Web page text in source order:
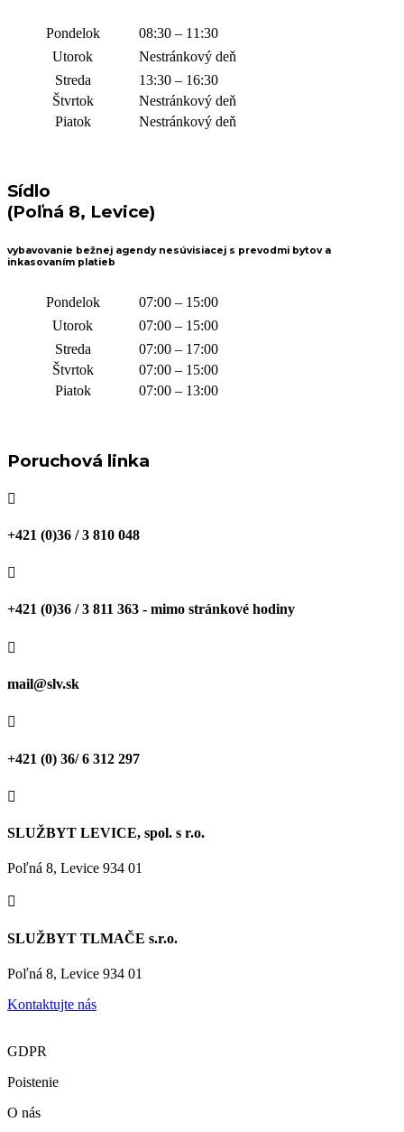
Pondelok
08:30 – 11:30
Utorok
Nestránkový deň
Streda
13:30 – 16:30
Štvrtok
Nestránkový deň
Piatok
Nestránkový deň
Sídlo
(Poľná 8, Levice)
vybavovanie bežnej agendy nesúvisiacej s prevodmi bytov a
inkasovaním platieb
Pondelok
07:00 – 15:00
Utorok
07:00 – 15:00
Streda
07:00 – 17:00
Štvrtok
07:00 – 15:00
Piatok
07:00 – 13:00
Poruchová linka

+421 (0)36 / 3 810 048

+421 (0)36 / 3 811 363 - mimo stránkové hodiny

mail@slv.sk

+421 (0) 36/ 6 312 297

SLUŽBYT LEVICE, spol. s r.o.
Poľná 8, Levice 934 01

SLUŽBYT TLMAČE s.r.o.
Poľná 8, Levice 934 01
Kontaktujte nás
GDPR
Poistenie
O nás